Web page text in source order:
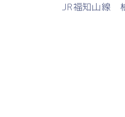
JR福知山線